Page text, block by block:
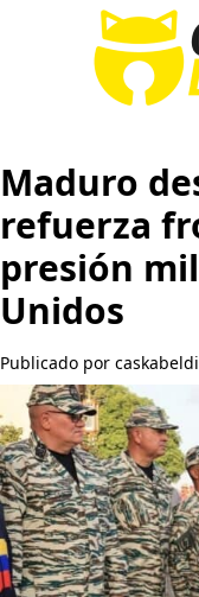
Maduro
refuerza
presión
Unidos
Publicado por